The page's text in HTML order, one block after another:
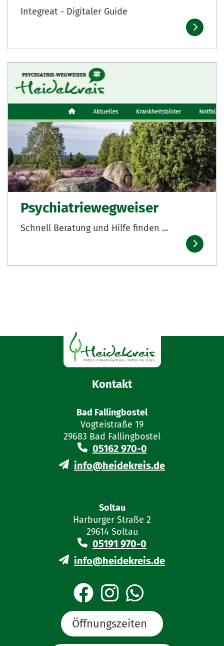
Integreat - Digitaler Guide
Psychiatriewegweiser
Schnell Beratung und Hilfe finden ...
Kontakt
Bad Fallingbostel
Vogteistraße 19
29683 Bad Fallingbostel
05162 970-0
info@heidekreis.de
Soltau
Harburger Straße 2
29614 Soltau
05191 970-0
info@heidekreis.de
Öffnungszeiten